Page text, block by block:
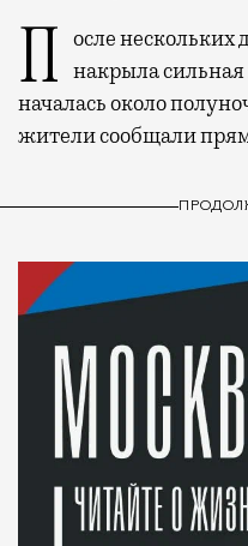
После нескольких дней жары Москву ночью накрыла сильная
началась около
жители сообщали